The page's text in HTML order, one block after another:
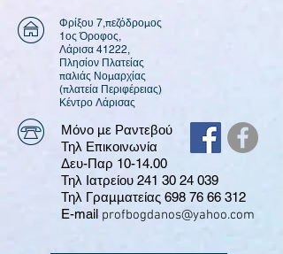
Φρίξου 7,πεζόδρομος
1ος Όροφος,
Λάρισα 41222,
Πλησίον Πλατείας
παλιάς Νομαρχίας
(πλατεία Περιφέρειας)
​Κέντρο Λάρισας
Μόνο με Ραντεβού
Τηλ Επικοινωνία
Δευ-Παρ 10-14.00
Τηλ Ιατρείου 241 30 24 039
Τηλ Γραμματείας 698 76 66 312
E-mail profbogdanos@yahoo.com